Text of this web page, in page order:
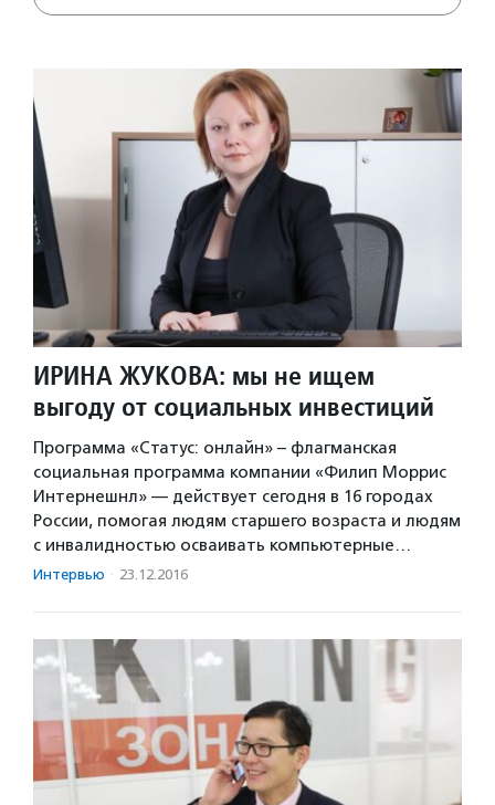
ИРИНА ЖУКОВА: мы не ищем
выгоду от социальных инвестиций
Программа «Статус: онлайн» – флагманская
социальная программа компании «Филип Моррис
Интернешнл» — действует сегодня в 16 городах
России, помогая людям старшего возраста и людям
с инвалидностью осваивать компьютерные…
Интервью · 23.12.2016